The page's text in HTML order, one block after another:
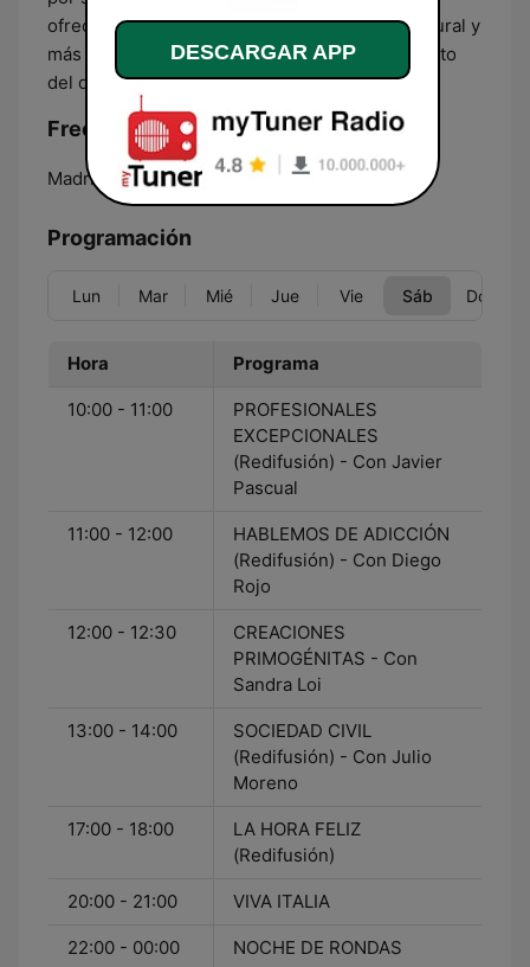
ofrecerte la mejor radio… Más cercana, más plural y
más especializada para sintonizar cada momento
del día.
Frecuencias Radio Intercontinental:
Madrid: 95.4 FM
Programación
Lun Mar Mié Jue Vie Sáb Dom
Hora Programa
10:00 - 11:00
PROFESIONALES
EXCEPCIONALES
(Redifusión) - Con Javier
Pascual
11:00 - 12:00
HABLEMOS DE ADICCIÓN
(Redifusión) - Con Diego
Rojo
12:00 - 12:30
CREACIONES
PRIMOGÉNITAS - Con
Sandra Loi
13:00 - 14:00
SOCIEDAD CIVIL
(Redifusión) - Con Julio
Moreno
17:00 - 18:00
LA HORA FELIZ
(Redifusión)
20:00 - 21:00 VIVA ITALIA
22:00 - 00:00 NOCHE DE RONDAS
DESCARGAR APP